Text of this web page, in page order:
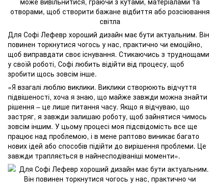
Для Софі Лефевр хороший дизайн має бути актуальним. Він
повинен торкнутися чогось у нас, практично чи емоційно,
щоб виправдати своє існування. Стикаючись з труднощами
у своїй роботі, Софі любить відійти від процесу, щоб
зробити щось зовсім інше.
«Я взагалі люблю виклики. Виклики створюють відчуття
підвішеності, хоча я знаю, що майже завжди можна знайти
рішення – це лише питання часу. Якщо я відчуваю, що
застряг, я завжди залишаю роботу, щоб зайнятися чимось
зовсім іншим. У цьому процесі моя підсвідомість все ще
працює над проблемою, і в мене раптово виникає багато
нових ідей або способів підійти до вирішення проблеми. Це
завжди трапляється в найнесподіваніші моменти».